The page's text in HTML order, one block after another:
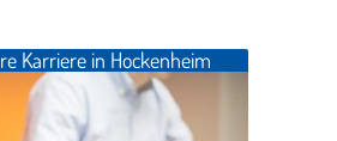
Karriere in Hockenheim